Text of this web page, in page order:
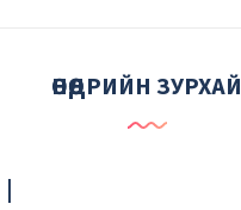
2.59₮
ӨНӨӨДРИЙН ЗУРХАЙ
|